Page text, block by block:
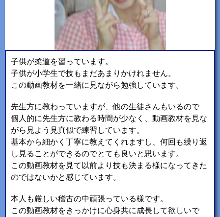
子供が柔道を習っています。
子供が小学生で技もまだあまりかけれません。
この動画教材を一緒に見ながら勉強しています。
先生方に教わっていますが、他の生徒さんもいるので
個人的に先生方に教わる時間が少なく、動画教材を見な
がら見よう見真似で練習しています。
基本から細かく丁寧に教えてくれますし、何回も繰り返
し見ることができるのでとても良いと思います。
この動画教材を見て以前より技も決まる様になってきた
のではないかと感じています。
本人も厳しい稽古の中頑張っている様です。
この動画教材をきっかけに心身共に成長して欲しいで